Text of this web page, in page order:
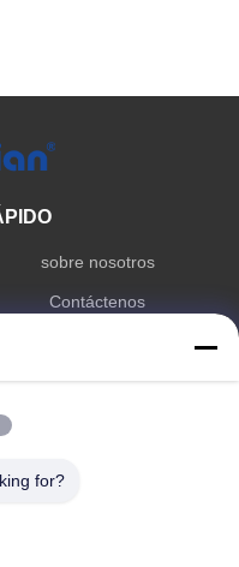
sobre nosotros
Contáctenos
for?